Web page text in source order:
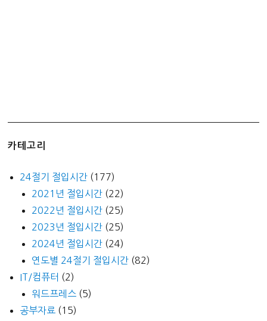
입
카테고리
24절기 절입시간 (177)
2021년 절입시간 (22)
2022년 절입시간 (25)
2023년 절입시간 (25)
2024년 절입시간 (24)
연도별 24절기 절입시간 (82)
IT/컴퓨터 (2)
워드프레스 (5)
공부자료 (15)